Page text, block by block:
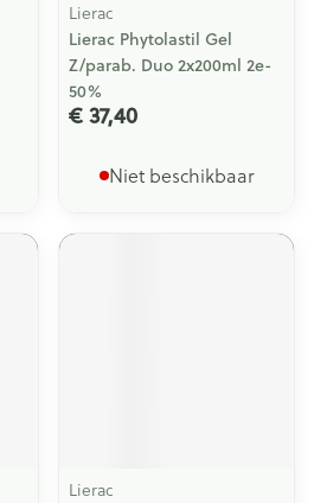
Lierac
Lierac Phytolastil Gel
Z/parab. Duo 2x200ml 2e-
50%
€ 37,40
Niet beschikbaar
Lierac